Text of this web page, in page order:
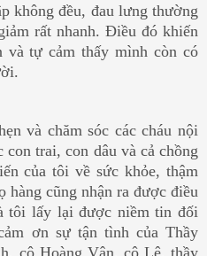
không đều, đau lưng thường
rất nhanh. Điều đó khiến
và tự cảm thấy mình còn có
và chăm sóc các cháu nội
trai, con dâu và cả chồng
của tôi về sức khỏe, thậm
hàng cũng nhận ra được điều
tôi lấy lại được niềm tin đối
ơn sự tận tình của Thầy
cô Hoàng Vân, cô Lệ, thầy